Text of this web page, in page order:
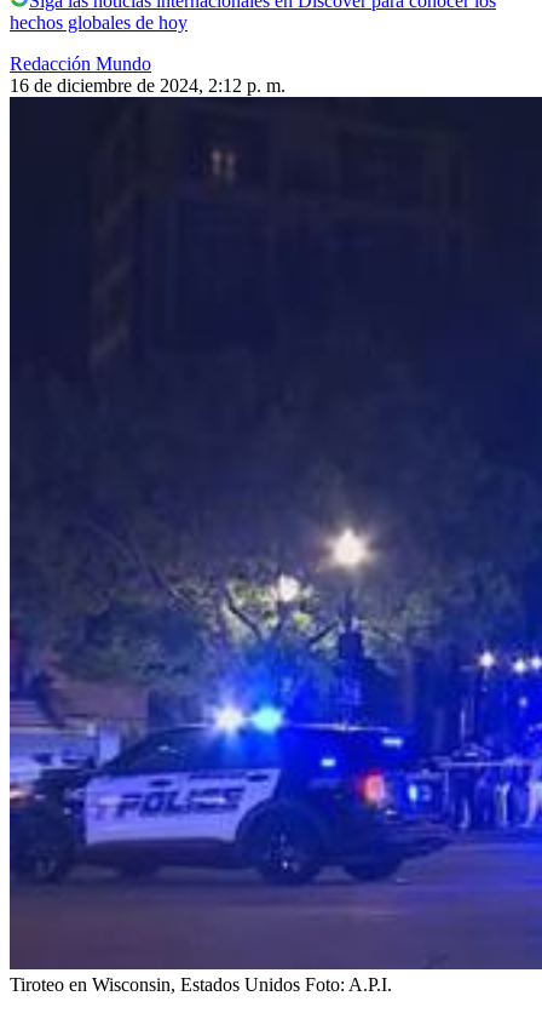
hechos globales de hoy
Redacción Mundo
16 de diciembre de 2024, 2:12 p. m.
Tiroteo en Wisconsin, Estados Unidos Foto: A.P.I.